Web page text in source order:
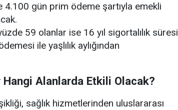
4.100 gün prim ödeme şartıyla emekli
59 olanlar ise 16 yıl sigortalılık süresi
ile yaşlılık aylığından
Alanlarda Etkili Olacak?
sağlık hizmetlerinden uluslararası